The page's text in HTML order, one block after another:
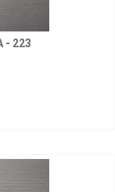
- 223